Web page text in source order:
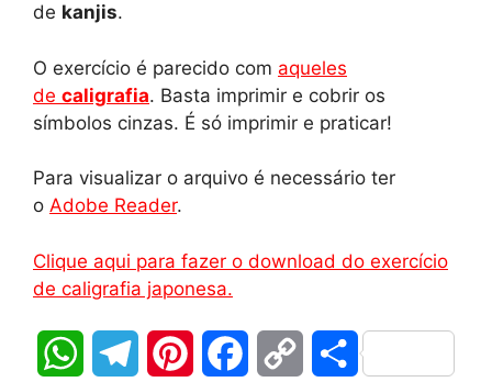
de kanjis.
O exercício é parecido com aqueles
de caligrafia. Basta imprimir e cobrir os
símbolos cinzas. É só imprimir e praticar!
Para visualizar o arquivo é necessário ter
o Adobe Reader.
Clique aqui para fazer o download do exercício
de caligrafia japonesa.
W S